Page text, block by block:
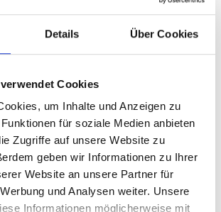
Details Über Cookies
Cookies
um Inhalte und Anzeigen zu
für soziale Medien anbieten
Zugriffe auf unsere Website zu
geben wir Informationen zu Ihrer
Website an unsere Partner für
und Analysen weiter. Unsere
Informationen möglicherweise mit
Porta Westfalica
/ Barkhausen
/ Eisbergen
/ Neesen
Porta Westfalica / Veltheim
/ Vennebeck Rahden Rinteln Vlotho
Bad Eilsen
Eigentumswohnung Bad
Wohnungen Bad Eilsen
Bad Eilsen
Wohnung Bad Eilsen
kaufen